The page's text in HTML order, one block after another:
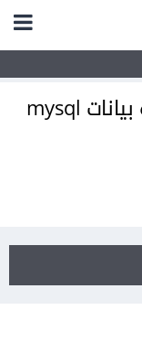
تحويل كود sql لقاعدة بيانات mysql